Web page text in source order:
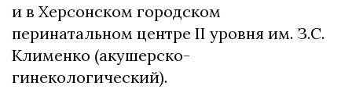
и в Херсонском городском
перинатальном центре II уровня им. З.С.
Клименко (акушерско-
гинекологический).